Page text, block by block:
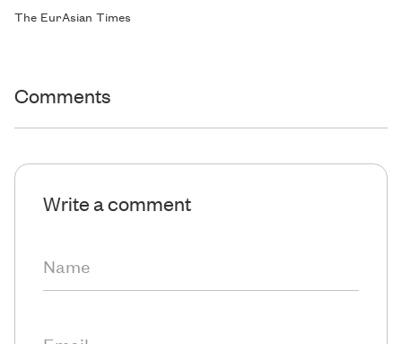
The EurAsian Times
Comments
Write a comment